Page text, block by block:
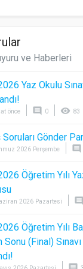
ve Haberleri
Yaz Okulu
önce comment 0 visibility 83
Soruları Gönder
2026 Perşembe comment
Öğretim Yılı
2026 Pazartesi comment
Öğretim Yılı
Sonu (Final)